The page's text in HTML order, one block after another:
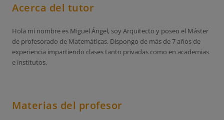
Acerca del tutor
Hola mi nombre es Miguel Ángel, soy Arquitecto y poseo el Máster
de profesorado de Matemáticas. Dispongo de más de 7 años de
experiencia impartiendo clases tanto privadas como en academias
e institutos.
Materias del profesor